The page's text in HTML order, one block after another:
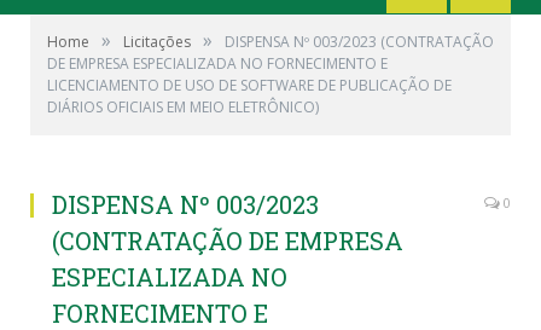
Home » Licitações »
DISPENSA Nº 003/2023 (CONTRATAÇÃO
DE EMPRESA ESPECIALIZADA NO FORNECIMENTO E
LICENCIAMENTO DE USO DE SOFTWARE DE PUBLICAÇÃO DE
DIÁRIOS OFICIAIS EM MEIO ELETRÔNICO)
DISPENSA Nº 003/2023
(CONTRATAÇÃO DE EMPRESA
ESPECIALIZADA NO
FORNECIMENTO E
0